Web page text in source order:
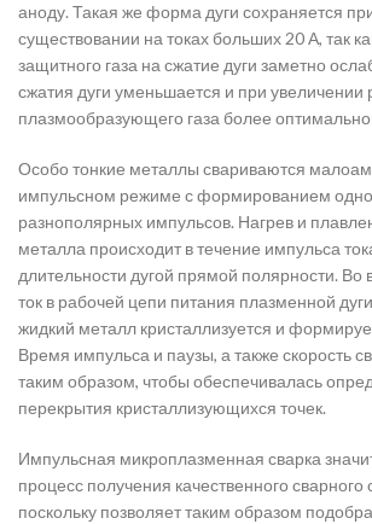
аноду. Такая же форма дуги сохраняется
существовании на токах больших 20 А, так
защитного газа на сжатие дуги заметно
сжатия дуги уменьшается и при увеличении
плазмообразующего газа более
Особо тонкие металлы свариваются
импульсном режиме с формированием
разнополярных импульсов. Нагрев и
металла происходит в течение импульса
длительности дугой прямой полярности. Во
ток в рабочей цепи питания плазменной
жидкий металл кристаллизуется и
Время импульса и паузы, а также скорость
таким образом, чтобы обеспечивалась
перекрытия кристаллизующихся точек.
Импульсная микроплазменная сварка
процесс получения качественного сварного
поскольку позволяет таким образом